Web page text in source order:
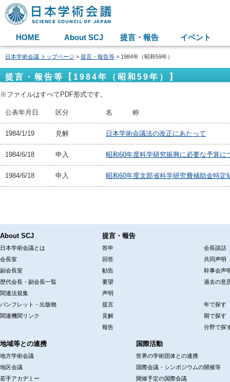
HOME About SCJ 提言・報告 イベント
日本学術会議 トップページ > 提言・報告等 > 1984年（昭和59年）
提言・報告等【1984年（昭和59年）】
※ファイルはすべてPDF形式です。
公表年月日 区分 名 称
1984/1/19 見解 日本学術会議法の改正にあたって
1984/6/18 申入 昭和60年度科学研究振興に必要な予算に
1984/6/18 申入 昭和60年度文部省科学研究費補助金特定
About SCJ
日本学術会議とは
会長室
副会長室
歴代会長・副会長一覧
関連法規集
パンフレット・出版物
関連機関リンク
提言・報告
答申
回答
勧告
要望
声明
提言
見解
報告
会長談話
共同声明
幹事会声
過去の意
年で探す
期で探す
分野で探
地域等との連携
地方学術会議
地区会議
若手アカデミー
国際活動
世界の学術団体との連携
国際会議・シンポジウムの開催等
開催予定の国際会議